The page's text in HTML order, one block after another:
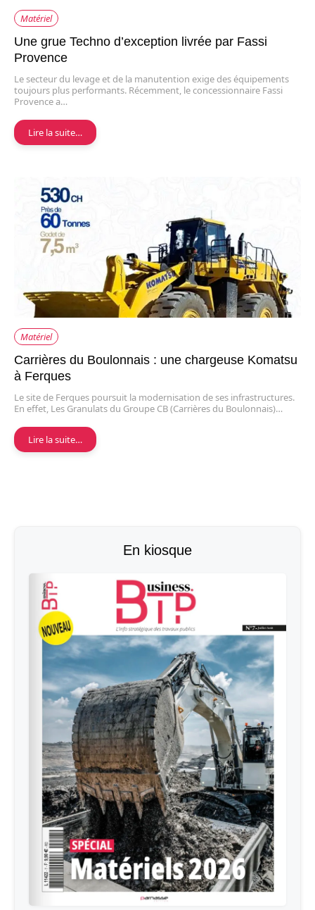
Matériel
Une grue Techno d’exception livrée par Fassi
Provence
Le secteur du levage et de la manutention exige des équipements
toujours plus performants. Récemment, le concessionnaire Fassi
Provence a…
Lire la suite…
Matériel
Carrières du Boulonnais : une chargeuse Komatsu
à Ferques
Le site de Ferques poursuit la modernisation de ses infrastructures.
En effet, Les Granulats du Groupe CB (Carrières du Boulonnais)…
Lire la suite…
En kiosque